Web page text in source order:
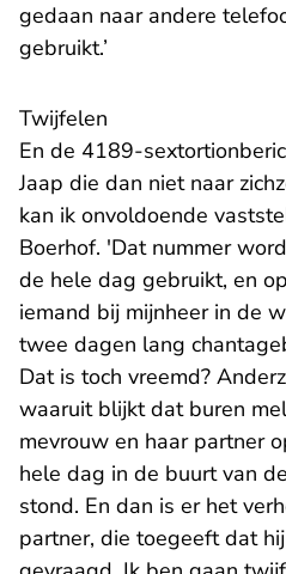
gedaan naar andere
gebruikt.’
Twijfelen
En de 4189-
Jaap die dan niet naar
kan ik onvoldoende
Boerhof. 'Dat nummer
de hele dag gebruikt, en
iemand bij mijnheer in de
twee dagen lang
Dat is toch vreemd?
waaruit blijkt dat buren
mevrouw en haar partner
hele dag in de buurt van
stond. En dan is er het
partner, die toegeeft dat